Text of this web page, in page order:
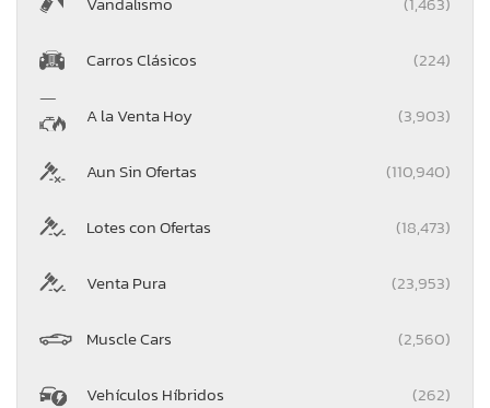
Carros Clásicos (224)
A la Venta Hoy (3,903)
Aun Sin Ofertas (110,940)
Lotes con Ofertas (18,473)
Venta Pura (23,953)
Muscle Cars (2,560)
Vehículos Híbridos (262)